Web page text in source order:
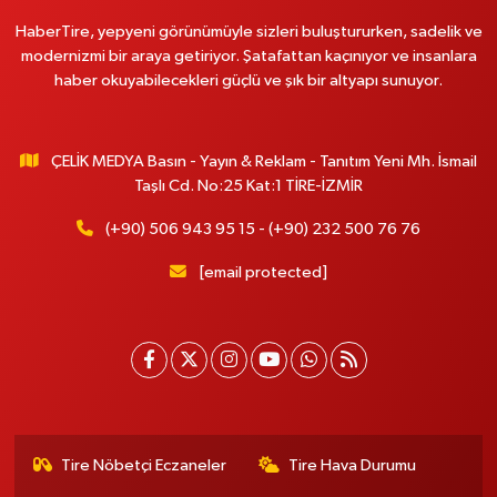
HaberTire, yepyeni görünümüyle sizleri buluştururken, sadelik ve
modernizmi bir araya getiriyor. Şatafattan kaçınıyor ve insanlara
haber okuyabilecekleri güçlü ve şık bir altyapı sunuyor.
ÇELİK MEDYA Basın - Yayın & Reklam - Tanıtım Yeni Mh. İsmail
Taşlı Cd. No:25 Kat:1 TİRE-İZMİR
(+90) 506 943 95 15 - (+90) 232 500 76 76
[email protected]
Tire Nöbetçi Eczaneler Tire Hava Durumu